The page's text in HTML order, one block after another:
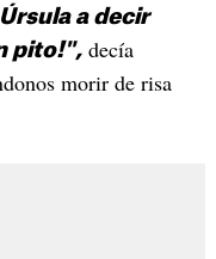
a decir
pito!",decía
morir de risa